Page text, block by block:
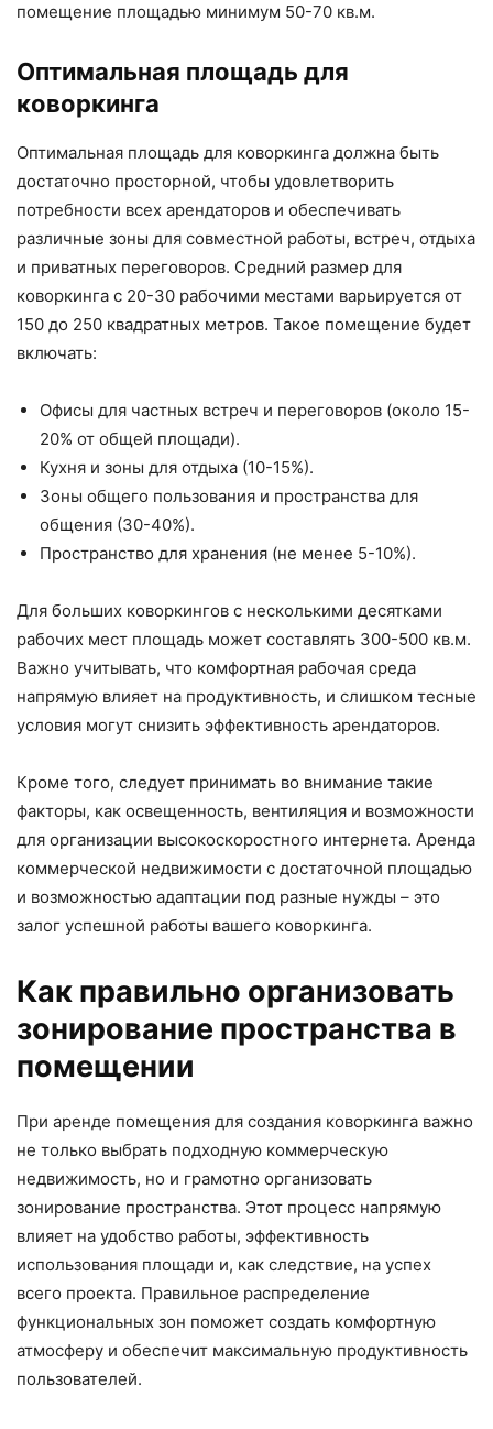
помещение площадью минимум 50-70 кв.м.
Оптимальная площадь для
коворкинга
Оптимальная площадь для коворкинга должна быть
достаточно просторной, чтобы удовлетворить
потребности всех арендаторов и обеспечивать
различные зоны для совместной работы, встреч, отдыха
и приватных переговоров. Средний размер для
коворкинга с 20-30 рабочими местами варьируется от
150 до 250 квадратных метров. Такое помещение будет
включать:
Офисы для частных встреч и переговоров (около 15-
20% от общей площади).
Кухня и зоны для отдыха (10-15%).
Зоны общего пользования и пространства для
общения (30-40%).
Пространство для хранения (не менее 5-10%).
Для больших коворкингов с несколькими десятками
рабочих мест площадь может составлять 300-500 кв.м.
Важно учитывать, что комфортная рабочая среда
напрямую влияет на продуктивность, и слишком тесные
условия могут снизить эффективность арендаторов.
Кроме того, следует принимать во внимание такие
факторы, как освещенность, вентиляция и возможности
для организации высокоскоростного интернета. Аренда
коммерческой недвижимости с достаточной площадью
и возможностью адаптации под разные нужды – это
залог успешной работы вашего коворкинга.
Как правильно организовать
зонирование пространства в
помещении
При аренде помещения для создания коворкинга важно
не только выбрать подходную коммерческую
недвижимость, но и грамотно организовать
зонирование пространства. Этот процесс напрямую
влияет на удобство работы, эффективность
использования площади и, как следствие, на успех
всего проекта. Правильное распределение
функциональных зон поможет создать комфортную
атмосферу и обеспечит максимальную продуктивность
пользователей.